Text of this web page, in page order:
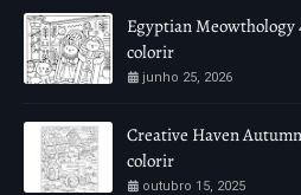
Egyptian Meowthology
colorir
junho 25, 2026
Creative Haven
colorir
outubro 15, 2025